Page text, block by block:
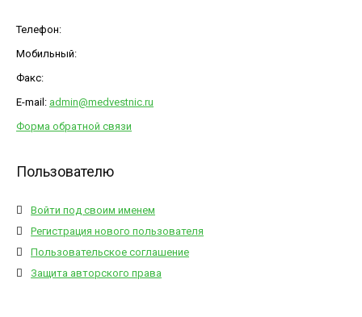
Телефон:
Мобильный:
Факс:
E-mail: admin@medvestnic.ru
Форма обратной связи
Пользователю
Войти под своим именем
Регистрация нового пользователя
Пользовательское соглашение
Защита авторского права